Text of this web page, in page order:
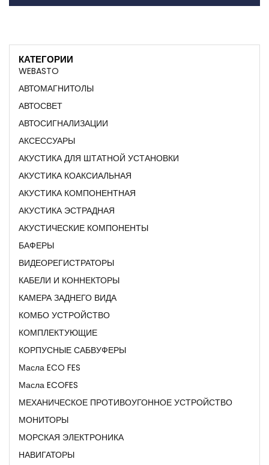
КАТЕГОРИИ
WEBASTO
АВТОМАГНИТОЛЫ
АВТОСВЕТ
АВТОСИГНАЛИЗАЦИИ
АКСЕССУАРЫ
АКУСТИКА ДЛЯ ШТАТНОЙ УСТАНОВКИ
АКУСТИКА КОАКСИАЛЬНАЯ
АКУСТИКА КОМПОНЕНТНАЯ
АКУСТИКА ЭСТРАДНАЯ
АКУСТИЧЕСКИЕ КОМПОНЕНТЫ
БАФЕРЫ
ВИДЕОРЕГИСТРАТОРЫ
КАБЕЛИ И КОННЕКТОРЫ
КАМЕРА ЗАДНЕГО ВИДА
КОМБО УСТРОЙСТВО
КОМПЛЕКТУЮЩИЕ
КОРПУСНЫЕ САБВУФЕРЫ
Масла ECO FES
Масла ECOFES
МЕХАНИЧЕСКОЕ ПРОТИВОУГОННОЕ УСТРОЙСТВО
МОНИТОРЫ
МОРСКАЯ ЭЛЕКТРОНИКА
НАВИГАТОРЫ